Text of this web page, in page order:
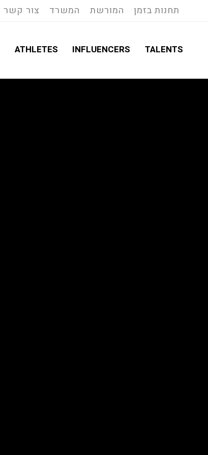
תחנות בזמן המורשת המשרד צור קשר
TALENTS
INFLUENCERS
ATHLETES